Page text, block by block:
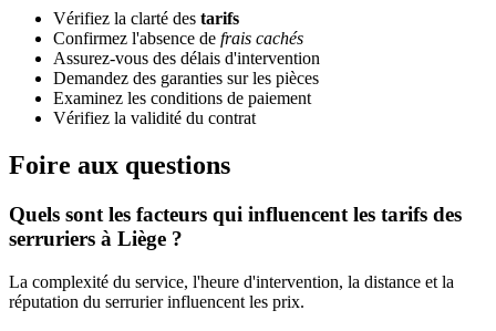
Vérifiez la clarté des tarifs
Confirmez l'absence de frais cachés
Assurez-vous des délais d'intervention
Demandez des garanties sur les pièces
Examinez les conditions de paiement
Vérifiez la validité du contrat
Foire aux questions
Quels sont les facteurs qui influencent les tarifs des
serruriers à Liège ?
La complexité du service, l'heure d'intervention, la distance et la
réputation du serrurier influencent les prix.